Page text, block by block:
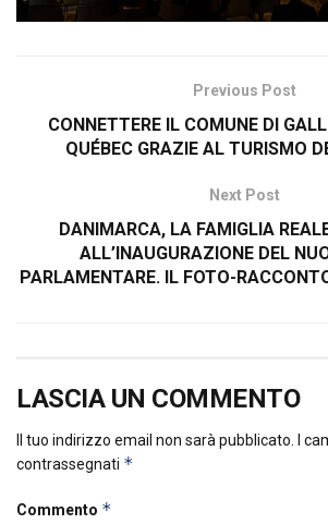
Previous Post
CONNETTERE IL COMUNE DI
QUÉBEC GRAZIE AL TURISMO
Next Post
DANIMARCA, LA FAMIGLIA
ALL’INAUGURAZIONE DEL
PARLAMENTARE. IL FOTO-
LASCIA UN COMMENTO
Il tuo indirizzo email non sarà pubblicato. I
contrassegnati *
Commento *